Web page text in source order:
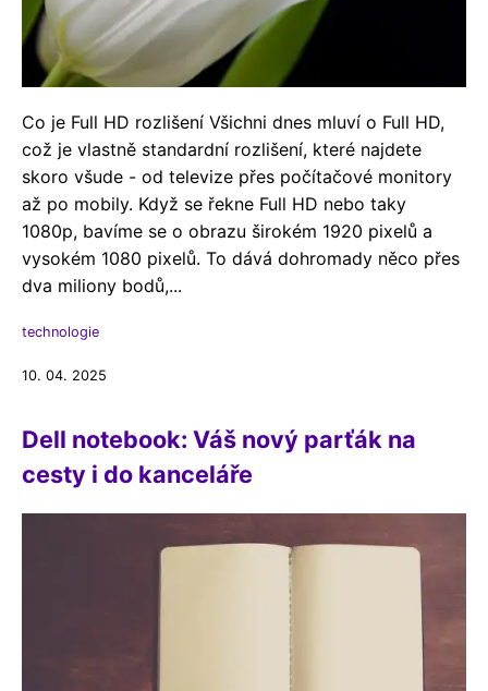
Co je Full HD rozlišení Všichni dnes mluví o Full HD,
což je vlastně standardní rozlišení, které najdete
skoro všude - od televize přes počítačové monitory
až po mobily. Když se řekne Full HD nebo taky
1080p, bavíme se o obrazu širokém 1920 pixelů a
vysokém 1080 pixelů. To dává dohromady něco přes
dva miliony bodů,...
technologie
10. 04. 2025
Dell notebook: Váš nový parťák na
cesty i do kanceláře